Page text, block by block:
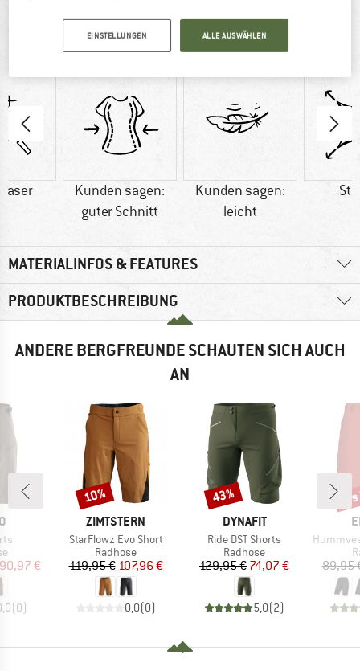
AUF EINEN BLICK
MTB-Hose zum Freeriden und mehr
Kunden sagen:
guter Schnitt
Kunden sagen:
leicht
MATERIALINFOS & FEATURES
PRODUKTBESCHREIBUNG
ANDERE BERGFREUNDE SCHAUTEN SICH AUCH
AN
Preis
90,97 €
(0)
MARKE
ZIMTSTERN
Artikel
StarFlowz Evo Short
Produktgruppe
Radhose
Preis
119,95 €reduzierter Preis
107,96 €
0,0(0)
Rabatt
10%
MARKE
DYNAFIT
Artikel
Ride DST Shorts
Produktgruppe
Radhose
Preis
129,95 €reduzierter Preis
74,07 €
5,0(2)
Rabatt
43%
Artikel
Hummvee
89,95
EINSTELLUNGEN ALLE AUSWÄHLEN